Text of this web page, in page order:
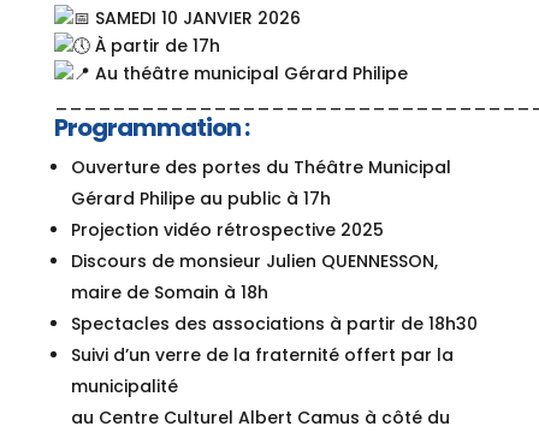
SAMEDI 10 JANVIER 2026
À partir de 17h
Au théâtre municipal Gérard Philipe
Programmation :
Ouverture des portes du Théâtre Municipal
Gérard Philipe au public à 17h
Projection vidéo rétrospective 2025
Discours de monsieur Julien QUENNESSON,
maire de Somain à 18h
Spectacles des associations à partir de 18h30
Suivi d’un verre de la fraternité offert par la
municipalité
au Centre Culturel Albert Camus à côté du